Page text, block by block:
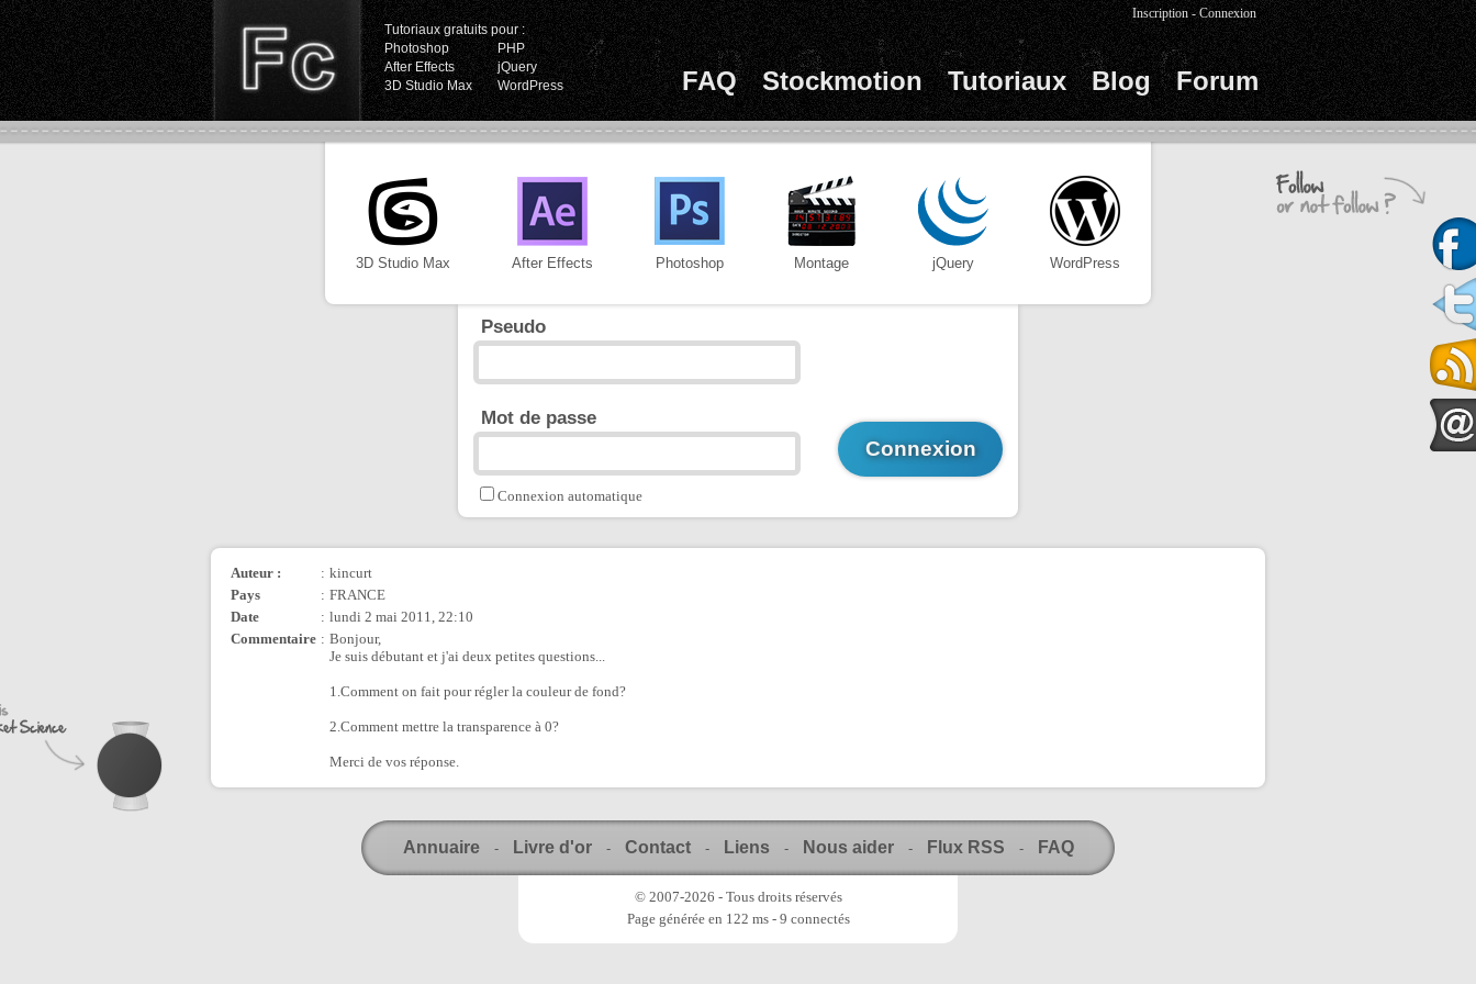
Tutoriaux gratuits pour :
Photoshop
PHP
After Effects
jQuery
3D Studio Max
WordPress FAQ Stockmotion Tutoriaux Blog Forum
Inscription -Connexion
3D Studio Max After Effects Photoshop Montage jQuery WordPress
Pseudo
Mot de passe
Connexion automatique
Auteur : : kincurt
Pays
: FRANCE
Date
: lundi 2 mai 2011, 22:10
Commentaire : Bonjour,
Je suis débutant et j'ai deux petites questions...
1.Comment on fait pour régler la couleur de fond?
2.Comment mettre la transparence à 0?
Merci de vos réponse.
Annuaire - Livre d'or - Contact - Liens - Nous aider - Flux RSS - FAQ
© 2007-2026 - Tous droits réservés
Page générée en 122 ms - 9 connectés